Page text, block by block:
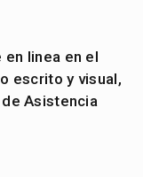
linea en el
escrito y visual,
Asistencia